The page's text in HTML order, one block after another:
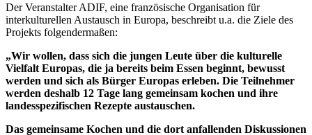
Der Veranstalter ADIF, eine französische Organisation für
interkulturellen Austausch in Europa, beschreibt u.a. die Ziele des
Projekts folgendermaßen:
„Wir wollen, dass sich die jungen Leute über die kulturelle
Vielfalt Europas, die ja bereits beim Essen beginnt, bewusst
werden und sich als Bürger Europas erleben. Die Teilnehmer
werden deshalb 12 Tage lang gemeinsam kochen und ihre
landesspezifischen Rezepte austauschen.
Das gemeinsame Kochen und die dort anfallenden Diskussionen